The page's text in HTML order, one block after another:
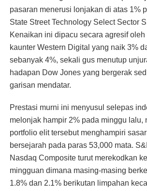
pasaran menerusi lonjakan di atas 1%
State Street Technology Select Sector
Kenaikan ini dipacu secara agresif oleh
kaunter Western Digital yang naik 3%
sebanyak 4%, sekali gus menutup
hadapan Dow Jones yang bergerak
garisan mendatar.
Prestasi murni ini menyusul selepas
melonjak hampir 2% pada minggu lalu,
portfolio elit tersebut menghampiri
bersejarah pada paras 53,000 mata.
Nasdaq Composite turut merekodkan
mingguan dimana masing-masing
1.8% dan 2.1% berikutan limpahan